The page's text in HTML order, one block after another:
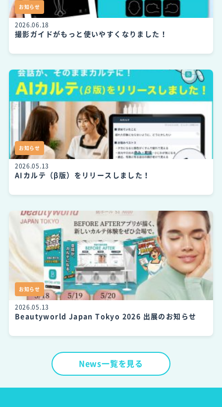
お知らせ
2026.06.18
撮影ガイドがもっと使いやすくなりました！
お知らせ
2026.05.13
AIカルテ（β版）をリリースしました！
お知らせ
2026.05.13
Beautyworld Japan Tokyo 2026 出展のお知らせ
News一覧を見る